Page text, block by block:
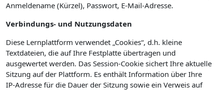
Anmeldename (Kürzel), Passwort, E-Mail-Adresse.
Verbindungs- und Nutzungsdaten
Diese Lernplattform verwendet „Cookies“, d.h. kleine
Textdateien, die auf Ihre Festplatte übertragen und
ausgewertet werden. Das Session-Cookie sichert Ihre aktuelle
Sitzung auf der Plattform. Es enthält Information über Ihre
IP-Adresse für die Dauer der Sitzung sowie ein Verweis auf